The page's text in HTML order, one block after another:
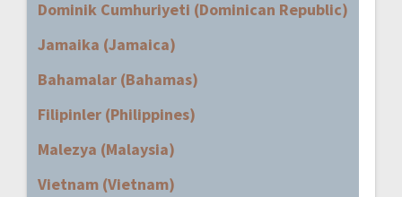
Dominik Cumhuriyeti (Dominican Republic)
Jamaika (Jamaica)
Bahamalar (Bahamas)
Filipinler (Philippines)
Malezya (Malaysia)
Vietnam (Vietnam)